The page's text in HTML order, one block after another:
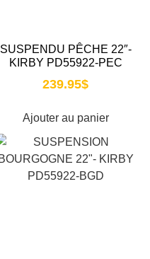
SUSPENDU PÊCHE 22″-
KIRBY PD55922-PEC
239.95$
Ajouter au panier